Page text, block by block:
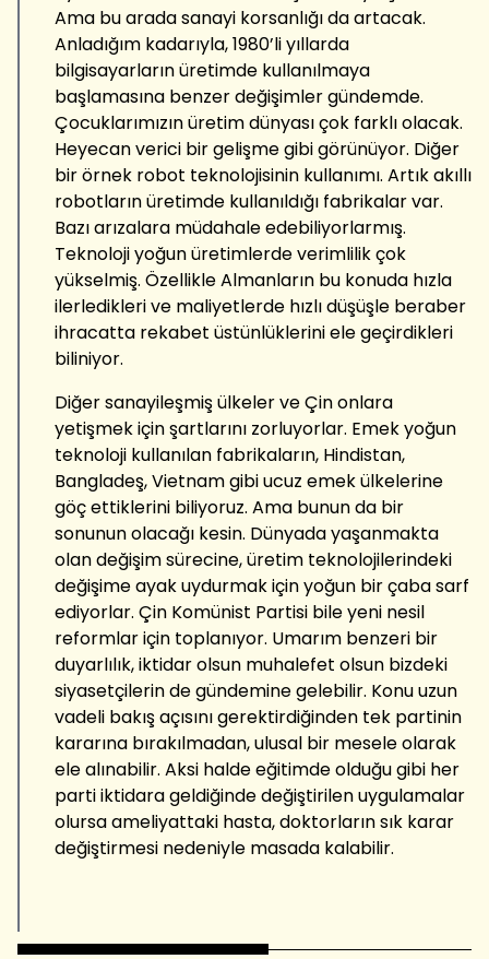
Ama bu arada sanayi korsanlığı da artacak.
Anladığım kadarıyla, 1980’li yıllarda
bilgisayarların üretimde kullanılmaya
başlamasına benzer değişimler gündemde.
Çocuklarımızın üretim dünyası çok farklı olacak.
Heyecan verici bir gelişme gibi görünüyor. Diğer
bir örnek robot teknolojisinin kullanımı. Artık akıllı
robotların üretimde kullanıldığı fabrikalar var.
Bazı arızalara müdahale edebiliyorlarmış.
Teknoloji yoğun üretimlerde verimlilik çok
yükselmiş. Özellikle Almanların bu konuda hızla
ilerledikleri ve maliyetlerde hızlı düşüşle beraber
ihracatta rekabet üstünlüklerini ele geçirdikleri
biliniyor.
Diğer sanayileşmiş ülkeler ve Çin onlara
yetişmek için şartlarını zorluyorlar. Emek yoğun
teknoloji kullanılan fabrikaların, Hindistan,
Bangladeş, Vietnam gibi ucuz emek ülkelerine
göç ettiklerini biliyoruz. Ama bunun da bir
sonunun olacağı kesin. Dünyada yaşanmakta
olan değişim sürecine, üretim teknolojilerindeki
değişime ayak uydurmak için yoğun bir çaba sarf
ediyorlar. Çin Komünist Partisi bile yeni nesil
reformlar için toplanıyor. Umarım benzeri bir
duyarlılık, iktidar olsun muhalefet olsun bizdeki
siyasetçilerin de gündemine gelebilir. Konu uzun
vadeli bakış açısını gerektirdiğinden tek partinin
kararına bırakılmadan, ulusal bir mesele olarak
ele alınabilir. Aksi halde eğitimde olduğu gibi her
parti iktidara geldiğinde değiştirilen uygulamalar
olursa ameliyattaki hasta, doktorların sık karar
değiştirmesi nedeniyle masada kalabilir.